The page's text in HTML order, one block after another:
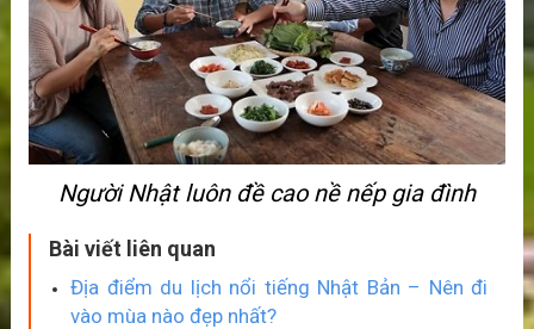
Người Nhật luôn đề cao nề nếp gia đình
Bài viết liên quan
Địa điểm du lịch nổi tiếng Nhật Bản – Nên đi
vào mùa nào đẹp nhất?